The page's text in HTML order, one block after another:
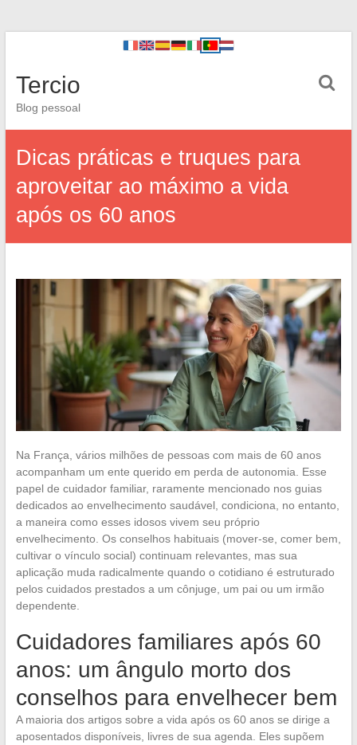
Tercio
Blog pessoal
Dicas práticas e truques para
aproveitar ao máximo a vida
após os 60 anos
Na França, vários milhões de pessoas com mais de 60 anos
acompanham um ente querido em perda de autonomia. Esse
papel de cuidador familiar, raramente mencionado nos guias
dedicados ao envelhecimento saudável, condiciona, no entanto,
a maneira como esses idosos vivem seu próprio
envelhecimento. Os conselhos habituais (mover-se, comer bem,
cultivar o vínculo social) continuam relevantes, mas sua
aplicação muda radicalmente quando o cotidiano é estruturado
pelos cuidados prestados a um cônjuge, um pai ou um irmão
dependente.
Cuidadores familiares após 60
anos: um ângulo morto dos
conselhos para envelhecer bem
A maioria dos artigos sobre a vida após os 60 anos se dirige a
aposentados disponíveis, livres de sua agenda. Eles supõem